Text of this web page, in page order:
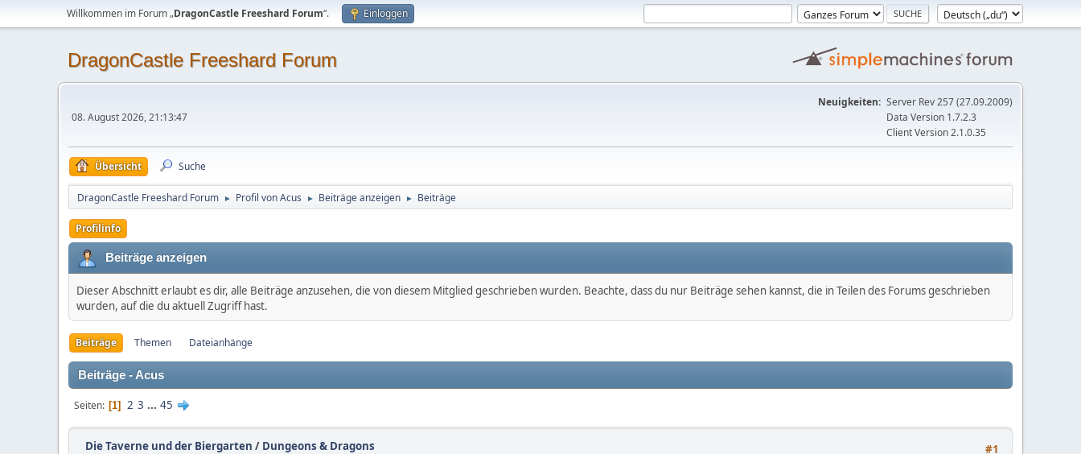
Willkommen im Forum „DragonCastle Freeshard Forum“. Einloggen
DragonCastle Freeshard Forum
08. August 2026, 21:13:47
Neuigkeiten: Server Rev 257 (27.09.2009)
Data Version 1.7.2.3
Client Version 2.1.0.35
Übersicht Suche
DragonCastle Freeshard Forum ► Profil von Acus ► Beiträge anzeigen ► Beiträge
Profilinfo
Beiträge anzeigen
Dieser Abschnitt erlaubt es dir, alle Beiträge anzusehen, die von diesem Mitglied geschrieben wurden. Beachte, dass du nur Beiträge sehen kannst, die in Teilen des Forums geschrieben
wurden, auf die du aktuell Zugriff hast.
Beiträge Themen Dateianhänge
Beiträge - Acus
Seiten 1 2 3 ... 45
#1
Die Taverne und der Biergarten / Dungeons & Dragons